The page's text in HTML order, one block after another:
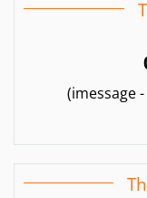
(imessage